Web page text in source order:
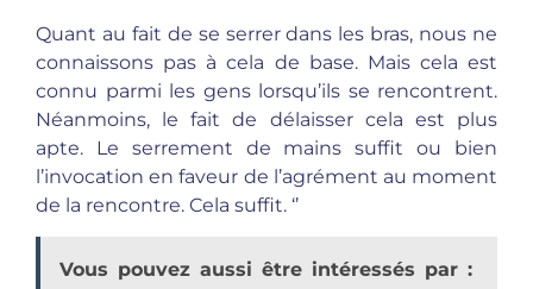
Quant au fait de se serrer dans les bras, nous ne
connaissons pas à cela de base. Mais cela est
connu parmi les gens lorsqu’ils se rencontrent.
Néanmoins, le fait de délaisser cela est plus
apte. Le serrement de mains suffit ou bien
l’invocation en faveur de l’agrément au moment
de la rencontre. Cela suffit. ‘’
Vous pouvez aussi être intéressés par :